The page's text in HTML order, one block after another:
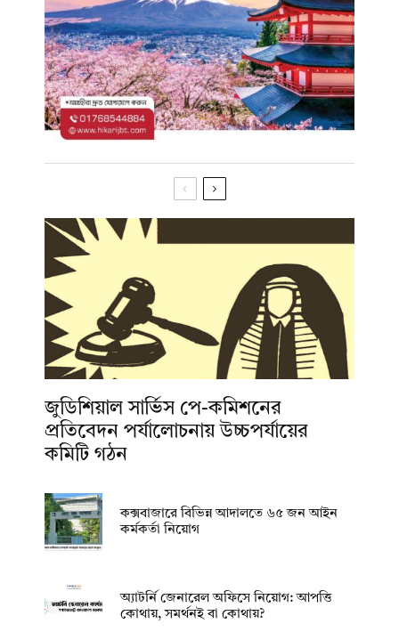
জুডিশিয়াল সার্ভিস পে-কমিশনের
প্রতিবেদন পর্যালোচনায় উচ্চপর্যায়ের
কমিটি গঠন
কক্সবাজারে বিভিন্ন আদালতে ৬৫ জন আইন
কর্মকর্তা নিয়োগ
অ্যাটর্নি জেনারেল অফিসে নিয়োগ: আপত্তি
কোথায়, সমর্থনই বা কোথায়?